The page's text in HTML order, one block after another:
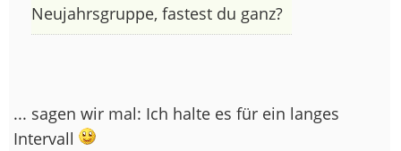
Neujahrsgruppe, fastest du ganz?
... sagen wir mal: Ich halte es für ein langes
Intervall